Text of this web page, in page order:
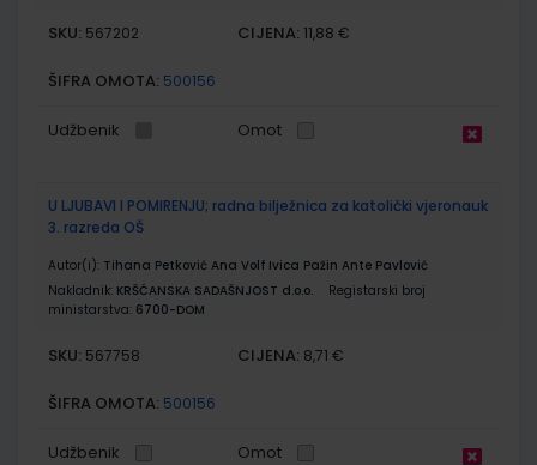
SKU: 567202 CIJENA: 11,88 €
ŠIFRA OMOTA: 500156
Udžbenik Omot
U LJUBAVI I POMIRENJU; radna bilježnica za katolički vjeronauk
3. razreda OŠ
Autor(i): Tihana Petković Ana Volf Ivica Pažin Ante Pavlović
Nakladnik: KRŠĆANSKA SADAŠNJOST d.o.o.
Registarski broj
ministarstva: 6700-DOM
SKU: 567758 CIJENA: 8,71 €
ŠIFRA OMOTA: 500156
Udžbenik Omot